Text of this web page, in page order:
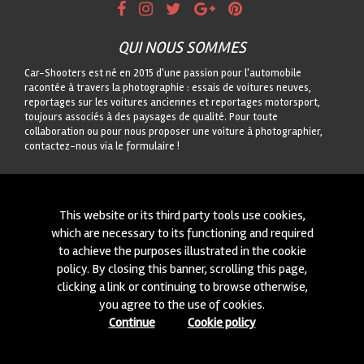
QUI NOUS SOMMES
Car-Shooters est né en 2015 d'une passion pour l'automobile
racontée à travers la photographie : essais de voitures neuves,
reportages sur les voitures anciennes et reportages motorsport,
toujours associés à des paysages de qualité. Pour toute
collaboration ou pour nous proposer une voiture à photographier,
contactez-nous via le formulaire !
CONTACTEZ-NOUS
nouvelles voitures à photographier! Ecrivez-nous à travers notre
moduleiçi!
© 2015-2026 CAR-SHOOTERS. ALL RIGHTS RESERVED.
This website or its third party tools use cookies,
which are necessary to its functioning and required
to achieve the purposes illustrated in the cookie
policy. By closing this banner, scrolling this page,
clicking a link or continuing to browse otherwise,
you agree to the use of cookies.
Continue
Cookie policy